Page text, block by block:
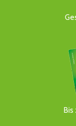
Bis